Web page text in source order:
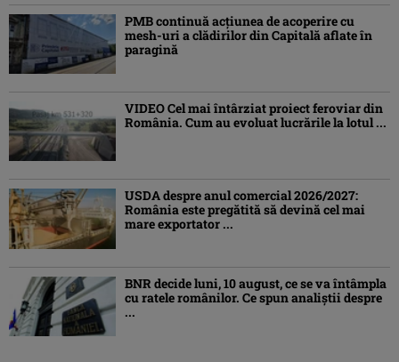
PMB continuă acțiunea de acoperire cu
mesh-uri a clădirilor din Capitală aflate în
paragină
VIDEO Cel mai întârziat proiect feroviar din
România. Cum au evoluat lucrările la lotul ...
USDA despre anul comercial 2026/2027:
România este pregătită să devină cel mai
mare exportator ...
BNR decide luni, 10 august, ce se va întâmpla
cu ratele românilor. Ce spun analiștii despre
...